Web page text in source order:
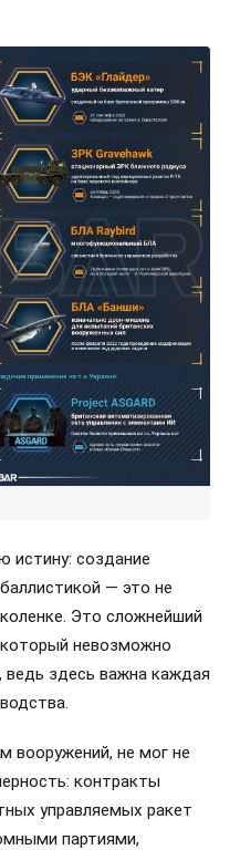
истину: создание
— это не
Это сложнейший
невозможно
ведь здесь важна каждая
вооружений, не мог не
контракты
управляемых ракет
партиями,